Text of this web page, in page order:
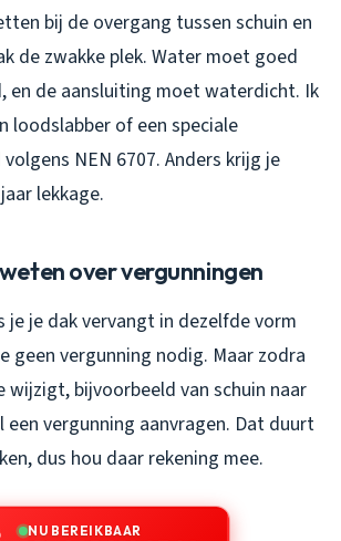
bij de overgang tussen schuin en
de zwakke plek. Water moet goed
en de aansluiting moet waterdicht. Ik
loodslabber of een speciale
NEN 6707. Anders krijg je
lekkage.
over vergunningen
je je dak vervangt in dezelfde vorm
geen vergunning nodig. Maar zodra
wijzigt, bijvoorbeeld van schuin naar
vergunning aanvragen. Dat duurt
dus hou daar rekening mee.
NU BEREIKBAAR